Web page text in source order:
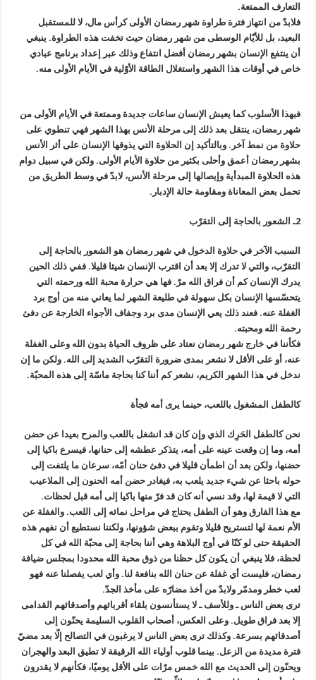
التعارف الممتعة.
فلابدّ من انتهاز فترة طراوة شهر رمضان الأولى كرأس مال، لا للمستقبل
البعيد، بل للأيّام الوسطى من شهر رمضان حيث تخفت هذه الطراوة. ينبغي
أن ينتفع الإنسان بشهر رمضان أفضل انتفاع وذلك عبر إعداد برنامج عبادي
خاص في أوقات هذا الشهر واستغلال الطاقة الأوّلية في الأيام الأولى منه.
فبهذا الأسلوب كما يعيش الإنسان ساعات جديدة وممتعة في الأيام الأولى من
شهر رمضان، ينتقل بعد ذلك إلى مرحلة الأنس بهذا الشهر فهي تنطوي على
حلاوة من نمط آخر. وبالتأكيد إن الحلاوة التي يذوقها الإنسان على أثر الأنس
بشهر رمضان أعمق وأحلى بكثير من حلاوة الأيام الأولى. ولكن في سبيل دوام
هذه الحلاوة المبدأية وإيصالها إلى مرحلة الأنس، لابدّ في وسط الطريق من
تحمل بعض المعاناة ومقاومة حالة الإدبار.
2ـ الشعور بالحاجة إلى التقرّب
السبب الآخر في حلاوة الدخول في شهر رمضان هو الشعور بالحاجة إلى
التقرّب، والتي لا تدرك إلا بعد أن اقترب الإنسان شيئا قليلا. ففي ذلك الحين
يدرك الإنسان كم أن فراق الله مرّ. فها هي حرارة محبة الله ورحمته التي
يتحسّسها الإنسان بكل سهولة في طليعة الشهر لما يعاني منه من أوج برد
الغفلة عنه. فعند ذلك يعي الإنسان مدى برد وجفاف الأجواء الخارجة عن دفئ
رحمة الله ومحبته.
فكأننا في خارج شهر رمضان نعتاد على ظروف الحياة بدون الله وعلى الغفلة
عنه، أو على الأقل لا نشعر بمدى ضرورة التقرّب الشديد إلى الله. ولكن ما إن
ندخل في هذا الشهر الكريم، نشعر كم أننا كنا بحاجة ماسّة إلى هذه المحبّة.
كالطفل المشغول باللعب، حينما يرى أمه فجأة
نحن كالطفل الحَرِك الذي وإن كان قد انشغل باللعب والمرح بعيدا عن حضن
أمه، وما إن وقعت عينه على أمه، يتذكر عطشه إلى حنانها، فيسرع باكيا إلى
حضنها، ولكن بعد أن اطمأن قليلا في دفئ حنان أمّه، سرعان ما يلتفت إلى
حوله باحثا عن شيء جديد يلعب به، فيغادر حضن أمه الحنون إلى الملاعيب
التي لا قيمة لها، وقد نسي أنه كان قد فرّ منها باكيا إلى أمه قبل لحظات.
مع هذا الفارق وهو أن الطفل يحتاج في مراحل نمائه إلى اللعب. والغفلة عن
الأم نعمة لها لتستريح قليلا وتقوم ببعض شؤونها، ولكننا نستطيع أن نفهم هذه
الحقيقة حتى لو كنّا في أوج البلاهة وهي أننا بحاجة إلى محبّة الله في كل
لحظة، فلا ينبغي أن يكون كل حظنا من ذوق محبة الله محدودا بمجلس ضيافة
رمضان، فليست أي غفلة عن حنان الله بنافعة لنا. وأي لعب يفصلنا عنه فهو
لعب خطر ومدمّر ولابدّ من أخذ مضارّه على مأخذ الجدّ.
ترى بعض الناس ـ وللأسف ـ لا يستأنسون بلقاء أقربائهم وأصدقائهم القدامى
إلا بعد فراق طويل. وعلى العكس، أصحاب القلوب السليمة يحنّون إلى
أصدقائهم بسرعة. وكذلك ترى بعض الناس لا يرغبون في التصالح إلّا بعد مضيّ
فترة مديدة من الزعل. بينما قلوب أولياء الله الرقيقة لا تطيق البعد والهجران
ويحنّون إلى الحديث مع الله خمس مرّات على الأقل يوميّا، فكأنهم لا يقدرون